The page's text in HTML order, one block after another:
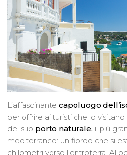
L’affascinante capoluogo
per offrire ai turisti che lo
del suo porto naturale, il più
mediterraneo: un fiordo che si
chilometri verso l’entroterra. Al